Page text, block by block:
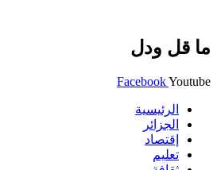
ما قل ودل
FacebookYoutube
الرئيسية
الجزائر
إقتصاد
تعليم